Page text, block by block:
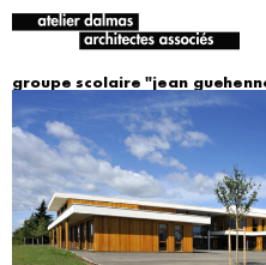
groupe scolaire "jean